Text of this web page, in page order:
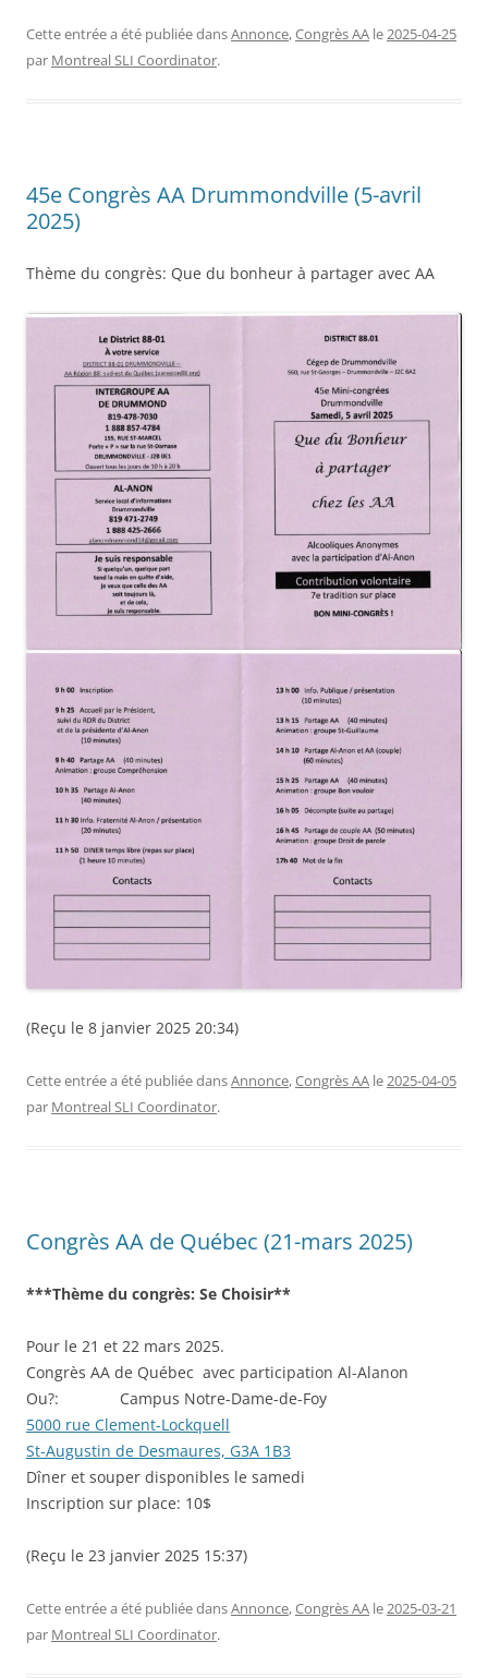
Cette entrée a été publiée dansAnnonce,Congrès AA le2025-04-25
par Montreal SLI Coordinator.
45e Congrès AA Drummondville (5-avril
2025)
Thème du congrès: Que du bonheur à partager avec AA
(Reçu le 8 janvier 2025 20:34)
Cette entrée a été publiée dansAnnonce,Congrès AA le2025-04-05
par Montreal SLI Coordinator.
Congrès AA de Québec (21-mars 2025)
***Thème du congrès: Se Choisir**
Pour le 21 et 22 mars 2025.
Congrès AA de Québec avec participation Al-Alanon
Ou?: Campus Notre-Dame-de-Foy
5000 rue Clement-Lockquell
St-Augustin de Desmaures, G3A 1B3
Dîner et souper disponibles le samedi
Inscription sur place: 10$
(Reçu le 23 janvier 2025 15:37)
Cette entrée a été publiée dansAnnonce,Congrès AA le2025-03-21
par Montreal SLI Coordinator.